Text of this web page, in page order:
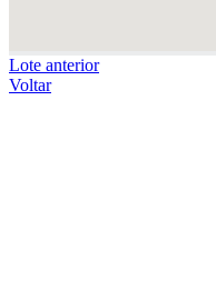
Lote anterior
Voltar